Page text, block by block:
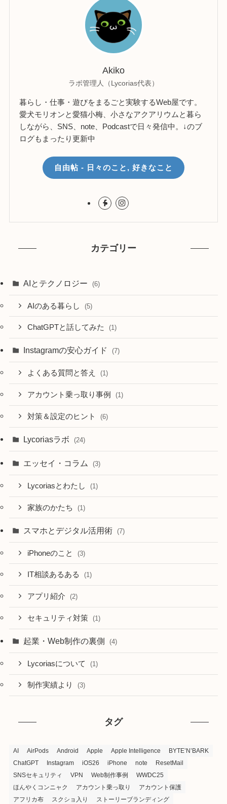
Akiko
ラボ管理人（Lycorias代表）
暮らし・仕事・遊びをまるごと実験するWeb屋です。
愛犬モリオンと愛猫小梅、小さなアクアリウムと暮ら
しながら、SNS、note、Podcastで日々発信中。↓のブ
ログもまったり更新中
自由帖 - 日々のこと, 好きなこと
カテゴリー
AIとテクノロジー (6)
AIのある暮らし (5)
ChatGPTと話してみた (1)
Instagramの安心ガイド (7)
よくある質問と答え (1)
アカウント乗っ取り事例 (1)
対策＆設定のヒント (6)
Lycoriasラボ (24)
エッセイ・コラム (3)
Lycoriasとわたし (1)
家族のかたち (1)
スマホとデジタル活用術 (7)
iPhoneのこと (3)
IT相談あるある (1)
アプリ紹介 (2)
セキュリティ対策 (1)
起業・Web制作の裏側 (4)
Lycoriasについて (1)
制作実績より (3)
タグ
AI AirPods Android Apple Apple Intelligence
BYTE’N’BARK
ChatGPT
Instagram iOS26 iPhone note
ResetMail
SNSセキュリティ
VPN Web制作事例
WWDC25
ほんやくコンニャク
アカウント乗っ取り
アカウント保護
アフリカ布
スクショ入り
ストーリーブランディング